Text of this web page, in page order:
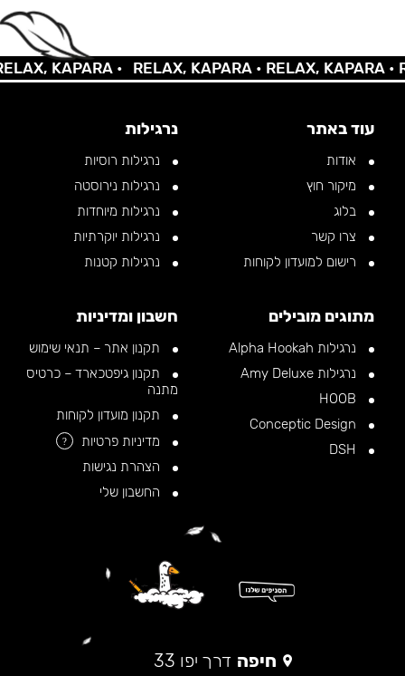
KAPARA • RELAX, KAPARA •RELAX, KAPARA •
עוד באתר
אודות
מיקור חוץ
בלוג
צרו קשר
רישום למועדון לקוחות
נרגילות
נרגילות רוסיות
נרגילות נירוסטה
נרגילות מיוחדות
נרגילות יוקרתיות
נרגילות קטנות
מתוגים מובילים
נרגילות Alpha Hookah
נרגילות Amy Deluxe
חשבון ומדיניות
תקנון אתר – תנאי שימוש
תקנון גיפטכארד – כרטיס
מתנה
תקנון מועדון לקוחות
מדיניות פרטיות
?
הצהרת נגישות
החשבון שלי
חיפה דרך יפו 33